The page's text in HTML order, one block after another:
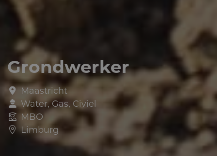
Grondwerker
Maastricht
Water, Gas, Civiel
MBO
Limburg